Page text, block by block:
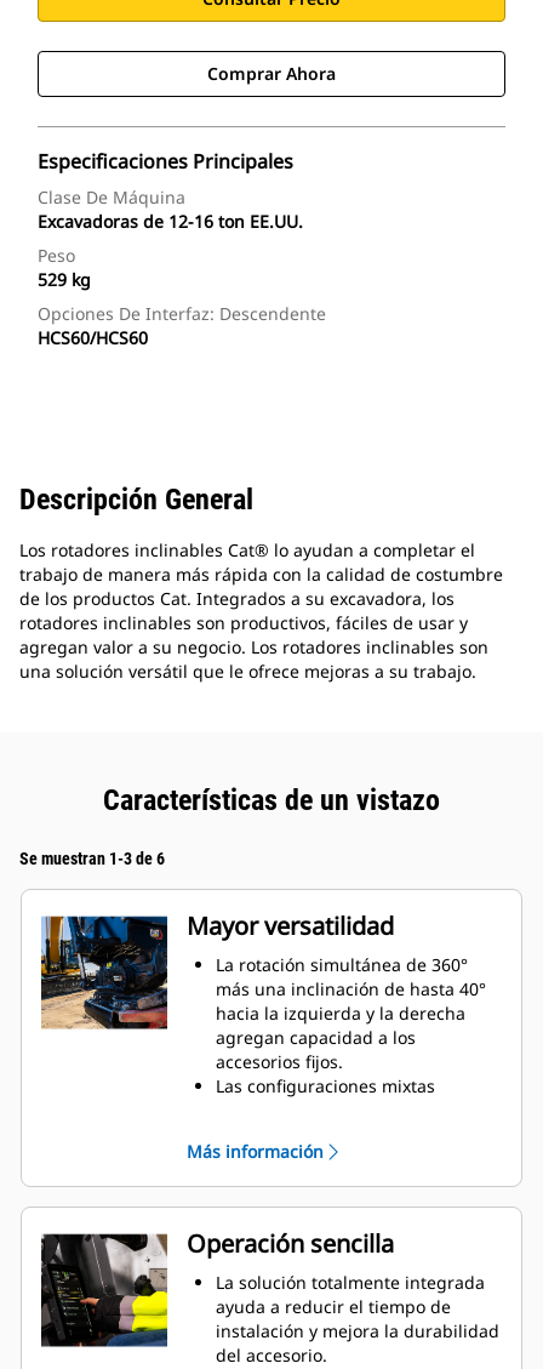
Comprar Ahora
Especificaciones Principales
Clase De Máquina
Excavadoras de 12-16 ton EE.UU.
Peso
529 kg
Opciones De Interfaz: Descendente
HCS60/HCS60
Descripción General
Los rotadores inclinables Cat® lo ayudan a completar el
trabajo de manera más rápida con la calidad de costumbre
de los productos Cat. Integrados a su excavadora, los
rotadores inclinables son productivos, fáciles de usar y
agregan valor a su negocio. Los rotadores inclinables son
una solución versátil que le ofrece mejoras a su trabajo.
Características de un vistazo
Se muestran 1-3 de 6
Mayor versatilidad
La rotación simultánea de 360°
más una inclinación de hasta 40°
hacia la izquierda y la derecha
agregan capacidad a los
accesorios fijos.
Las configuraciones mixtas
hidráulicos para adaptarse a sus
necesidades.
Permite convertir un acoplador S
estándar en un acoplador S de
conexión hidráulica.
Realice una gran variedad de
tareas, como excavar, nivelar,
compactar, etc. con movimientos
más precisos sin reposicionar la
Más información
Operación sencilla
La solución totalmente integrada
ayuda a reducir el tiempo de
instalación y mejora la durabilidad
del accesorio.